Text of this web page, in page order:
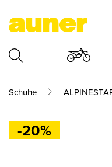
Schuhe
-20%